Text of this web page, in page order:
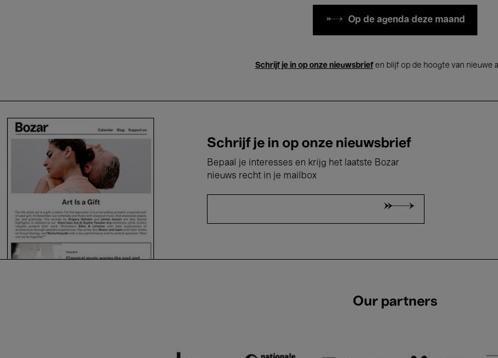
Op de agenda deze maand
Schrijf je in op onze nieuwsbriefen blijf op de hoogte van nieuwe
Schrijf je in op onze nieuwsbrief
Bepaal je interesses en krijg het laatste Bozar
nieuws recht in je mailbox
Our partners